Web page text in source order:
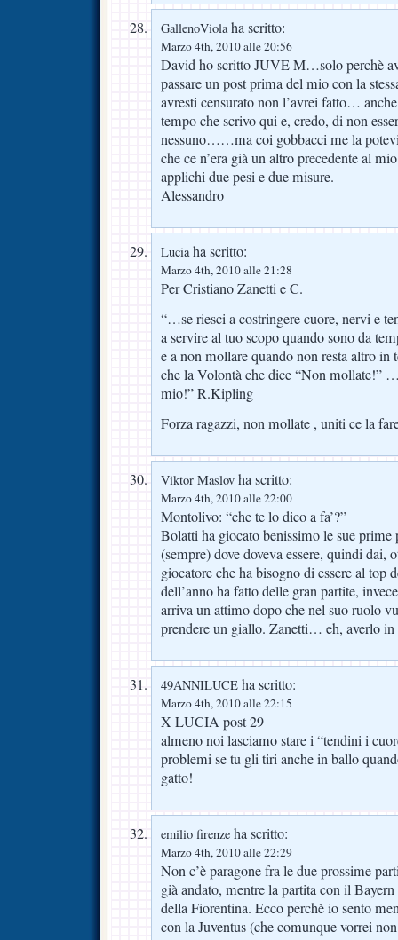
GallenoViolaha scritto:
Marzo 4th, 2010 alle 20:56
David ho scritto JUVE M…solo perchè
passare un post prima del mio con la
avresti censurato non l’avrei fatto…
tempo che scrivo qui e, credo, di non
nessuno……ma coi gobbacci me la
che ce n’era già un altro precedente al
applichi due pesi e due misure.
Alessandro
Luciaha scritto:
Marzo 4th, 2010 alle 21:28
Per Cristiano Zanetti e C.
“…se riesci a costringere cuore, nervi e
a servire al tuo scopo quando sono da
e a non mollare quando non resta altro in
che la Volontà che dice “Non mollate!”
mio!” R.Kipling
Forza ragazzi, non mollate , uniti ce la
Viktor Maslov ha scritto:
Marzo 4th, 2010 alle 22:00
Montolivo: “che te lo dico a fa’?”
Bolatti ha giocato benissimo le sue prime
(sempre) dove doveva essere, quindi dai,
giocatore che ha bisogno di essere al top
dell’anno ha fatto delle gran partite,
arriva un attimo dopo che nel suo ruolo
prendere un giallo. Zanetti… eh, averlo in
49ANNILUCE ha scritto:
Marzo 4th, 2010 alle 22:15
X LUCIA post 29
almeno noi lasciamo stare i “tendini i
problemi se tu gli tiri anche in ballo
gatto!
emilio firenze ha scritto:
Marzo 4th, 2010 alle 22:29
Non c’è paragone fra le due prossime
già andato, mentre la partita con il
della Fiorentina. Ecco perchè io sento
con la Juventus (che comunque vorrei